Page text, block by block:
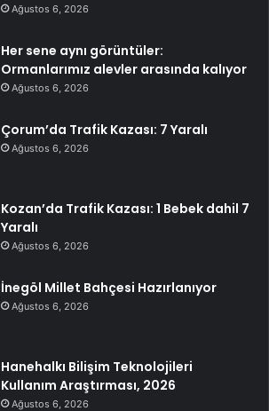
Ağustos 6, 2026
Her sene aynı görüntüler:
Ormanlarımız alevler arasında kalıyor
Ağustos 6, 2026
Çorum’da Trafik Kazası: 7 Yaralı
Ağustos 6, 2026
Kozan’da Trafik Kazası: 1 Bebek dahil 7
Yaralı
Ağustos 6, 2026
İnegöl Millet Bahçesi Hazırlanıyor
Ağustos 6, 2026
Hanehalkı Bilişim Teknolojileri
Kullanım Araştırması, 2026
Ağustos 6, 2026